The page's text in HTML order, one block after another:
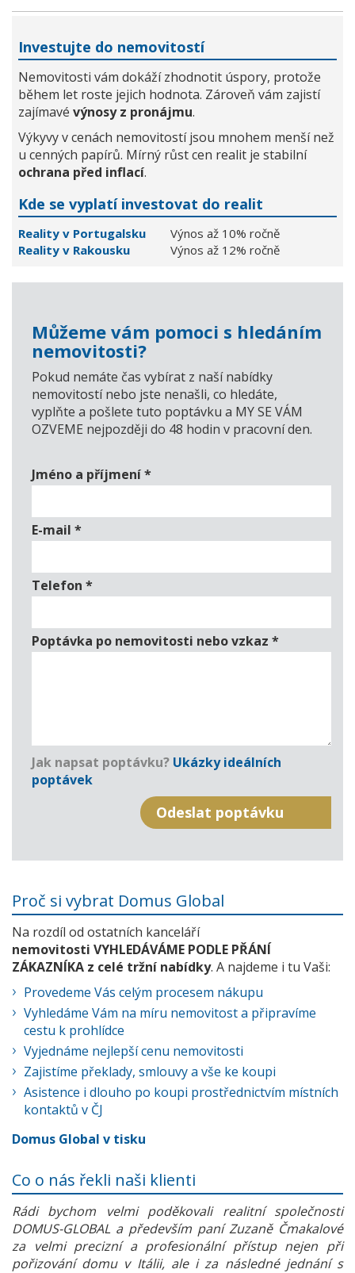
Investujte do nemovitostí
Nemovitosti vám dokáží zhodnotit úspory, protože
během let roste jejich hodnota. Zároveň vám zajistí
zajímavé výnosy z pronájmu.
Výkyvy v cenách nemovitostí jsou mnohem menší než
u cenných papírů. Mírný růst cen realit je stabilní
ochrana před inflací.
Kde se vyplatí investovat do realit
Reality v Portugalsku
Výnos až 10% ročně
Reality v Rakousku
Výnos až 12% ročně
Můžeme vám pomoci s hledáním
nemovitosti?
Pokud nemáte čas vybírat z naší nabídky
nemovitostí nebo jste nenašli, co hledáte,
vyplňte a pošlete tuto poptávku a MY SE VÁM
OZVEME nejpozději do 48 hodin v pracovní den.
Jméno a příjmení*
E-mail *
Telefon *
Poptávka po nemovitosti nebo vzkaz *
Jak napsat poptávku? Ukázky ideálních
poptávek
Proč si vybrat Domus Global
Na rozdíl od ostatních kanceláří
nemovitosti VYHLEDÁVÁME PODLE PŘÁNÍ
ZÁKAZNÍKA z celé tržní nabídky. A najdeme i tu Vaši:
Provedeme Vás celým procesem nákupu
Vyhledáme Vám na míru nemovitost a připravíme
cestu k prohlídce
Vyjednáme nejlepší cenu nemovitosti
Zajistíme překlady, smlouvy a vše ke koupi
Asistence i dlouho po koupi prostřednictvím místních
kontaktů v ČJ
Domus Global v tisku
Co o nás řekli naši klienti
Rádi bychom velmi poděkovali realitní společnosti
DOMUS-GLOBAL a především paní Zuzaně Čmakalové
za velmi precizní a profesionální přístup nejen při
pořizování domu v Itálii, ale i za následné jednání s